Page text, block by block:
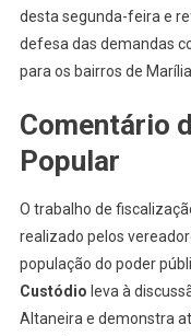
desta segunda-feira e
defesa das demandas
para os bairros de
Comentário
Popular
O trabalho de
realizado pelos
população do poder
Custódio leva à
Altaneira e demonstra